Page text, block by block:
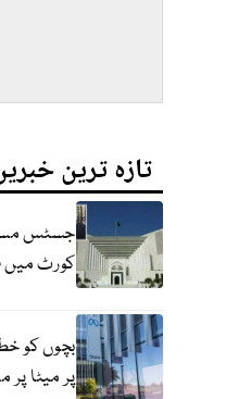
تازہ ترین
جسٹس
کورٹ
بچوں کو
پر میٹا پر مزید 567 ملین